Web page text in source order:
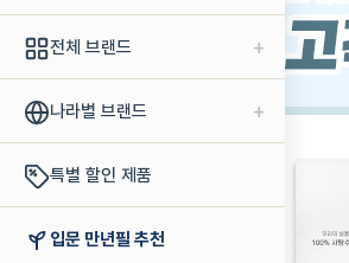
전체 브랜드 +
나라별 브랜드 +
특별 할인 제품
입문 만년필 추천